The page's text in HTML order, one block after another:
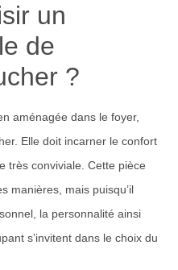
un
de
?
aménagée dans le foyer,
Elle doit incarner le confort
très conviviale. Cette pièce
manières, mais puisqu’il
la personnalité ainsi
s’invitent dans le choix du